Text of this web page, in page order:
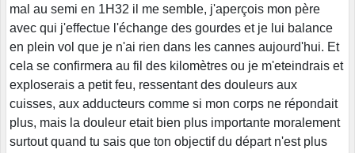
mal au semi en 1H32 il me semble, j'aperçois mon père
avec qui j'effectue l'échange des gourdes et je lui balance
en plein vol que je n'ai rien dans les cannes aujourd'hui. Et
cela se confirmera au fil des kilomètres ou je m'eteindrais et
exploserais a petit feu, ressentant des douleurs aux
cuisses, aux adducteurs comme si mon corps ne répondait
plus, mais la douleur etait bien plus importante moralement
surtout quand tu sais que ton objectif du départ n'est plus